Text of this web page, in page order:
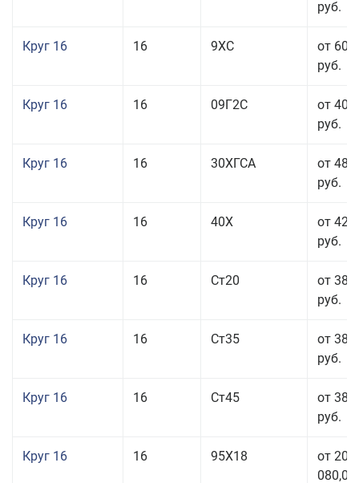
руб.
Круг 16 16 9ХС
от 60
руб.
Круг 16 16 09Г2С
от 40
руб.
Круг 16 16 30ХГСА
от 48
руб.
Круг 16 16 40Х
от 42
руб.
Круг 16 16 Ст20
от 38
руб.
Круг 16 16 Ст35
от 38
руб.
Круг 16 16 Ст45
от 38
руб.
Круг 16 16 95Х18
от 208
080,00